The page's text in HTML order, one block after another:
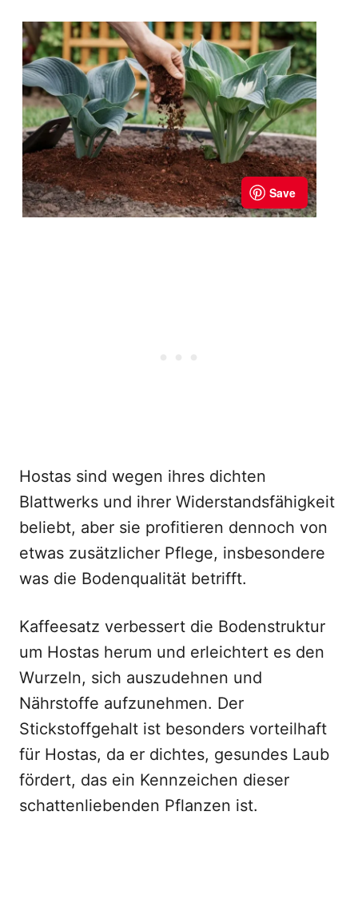
Hostas sind wegen ihres dichten
Blattwerks und ihrer Widerstandsfähigkeit
beliebt, aber sie profitieren dennoch von
etwas zusätzlicher Pflege, insbesondere
was die Bodenqualität betrifft.
Kaffeesatz verbessert die Bodenstruktur
um Hostas herum und erleichtert es den
Wurzeln, sich auszudehnen und
Nährstoffe aufzunehmen. Der
Stickstoffgehalt ist besonders vorteilhaft
für Hostas, da er dichtes, gesundes Laub
fördert, das ein Kennzeichen dieser
schattenliebenden Pflanzen ist.